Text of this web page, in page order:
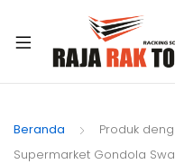
Beranda
Produk
Supermarket Gondola